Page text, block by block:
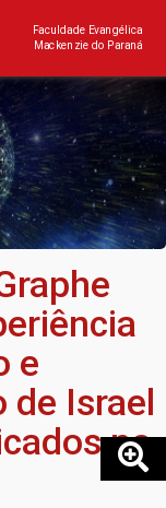
Faculdade Evangélica
Mackenzie do Paraná
e
Israel
no